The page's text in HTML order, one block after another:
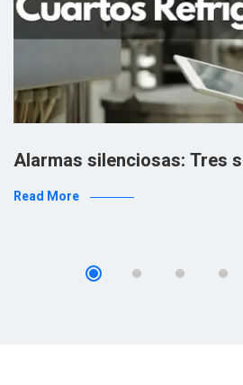
Alarmas silenciosas: Tres
Read More